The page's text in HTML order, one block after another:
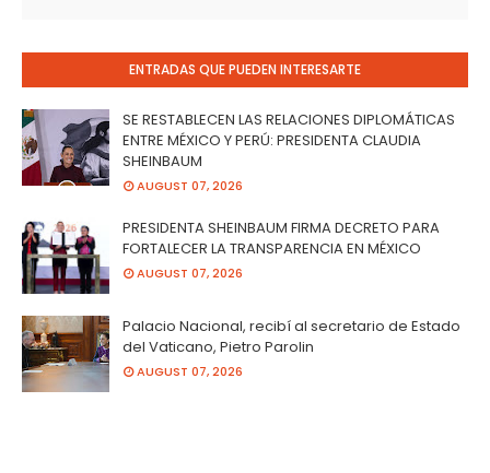
ENTRADAS QUE PUEDEN INTERESARTE
SE RESTABLECEN LAS RELACIONES DIPLOMÁTICAS
ENTRE MÉXICO Y PERÚ: PRESIDENTA CLAUDIA
SHEINBAUM
AUGUST 07, 2026
PRESIDENTA SHEINBAUM FIRMA DECRETO PARA
FORTALECER LA TRANSPARENCIA EN MÉXICO
AUGUST 07, 2026
Palacio Nacional, recibí al secretario de Estado
del Vaticano, Pietro Parolin
AUGUST 07, 2026